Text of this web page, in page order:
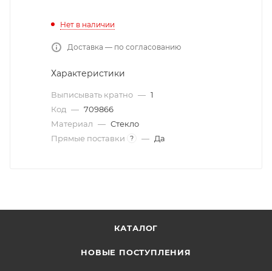
Нет в наличии
Доставка — по согласованию
Характеристики
Выписывать кратно — 1
Код — 709866
Материал — Стекло
Прямые поставки
? — Да
КАТАЛОГ
НОВЫЕ ПОСТУПЛЕНИЯ